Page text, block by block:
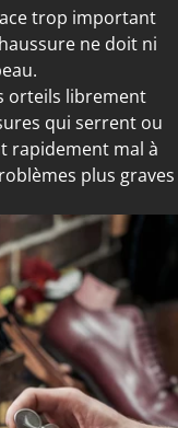
trop important
ne doit ni
orteils librement
qui serrent ou
rapidement mal à
plus graves